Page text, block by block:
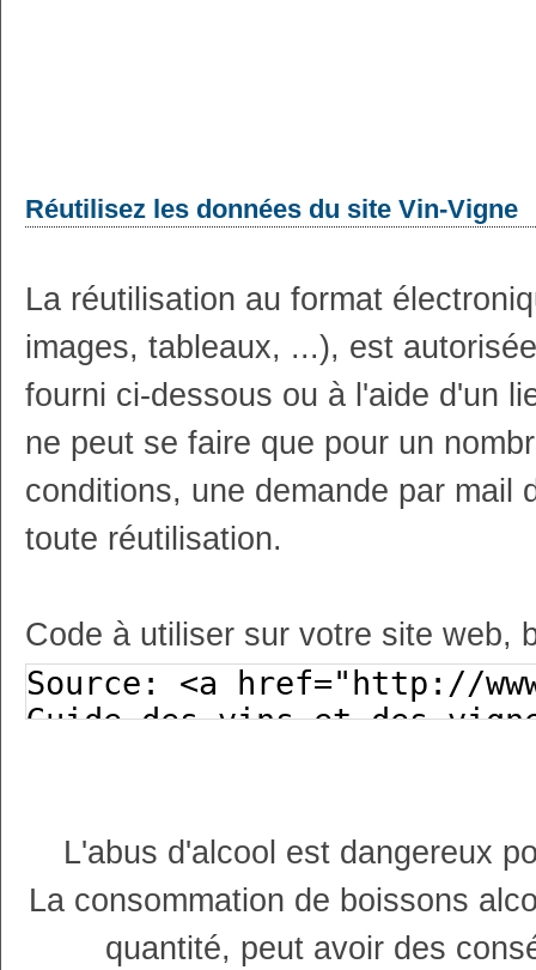
Réutilisez les données du site Vin-Vigne
La réutilisation au format
images, tableaux, ...), est
fourni ci-dessous ou à l'aide d'un
ne peut se faire que pour un
conditions, une demande par mail
toute réutilisation.
Code à utiliser sur votre site web,
L'abus d'alcool est dangereux
La consommation de boissons
quantité, peut avoir des